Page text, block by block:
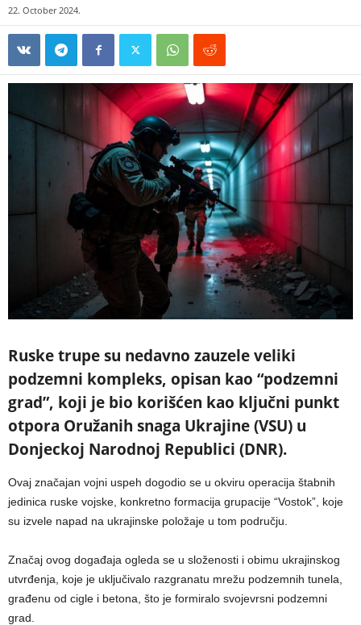
22. October 2024.
Ruske trupe su nedavno zauzele veliki
podzemni kompleks, opisan kao “podzemni
grad”, koji je bio korišćen kao ključni punkt
otpora Oružanih snaga Ukrajine (VSU) u
Donjeckoj Narodnoj Republici (DNR).
Ovaj značajan vojni uspeh dogodio se u okviru operacija štabnih
jedinica ruske vojske, konkretno formacija grupacije “Vostok”, koje
su izvele napad na ukrajinske položaje u tom području.
Značaj ovog događaja ogleda se u složenosti i obimu ukrajinskog
utvrđenja, koje je uključivalo razgranatu mrežu podzemnih tunela,
građenu od cigle i betona, što je formiralo svojevrsni podzemni
grad.